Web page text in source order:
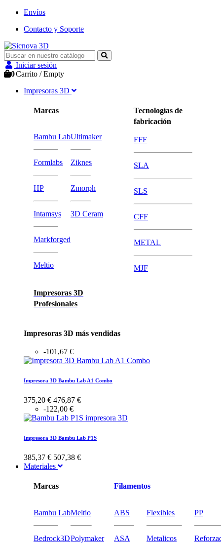
Envíos
Contacto y Soporte
Iniciar sesión
0Carrito /Empty
Impresoras 3D
Marcas
Bambu Lab
Formlabs
HP
Intamsys
Markforged
Meltio
Ultimaker
Ziknes
Zmorph
3D Ceram
Impresoras 3D
Profesionales
Tecnologías de
fabricación
FFF
SLA
SLS
CFF
METAL
MJF
Impresoras 3D más vendidas
-101,67 €
Impresora 3D Bambu Lab A1 Combo
375,20 € 476,87 €
-122,00 €
Impresora 3D Bambu Lab P1S
385,37 € 507,38 €
Materiales
Marcas
Bambu Lab
Bedrock3D
Meltio
Polymaker
Filamentos
ABS
ASA
Flexibles
Metalicos
PP